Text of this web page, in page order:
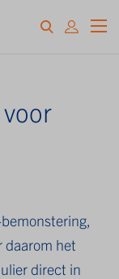
daarom het
direct in